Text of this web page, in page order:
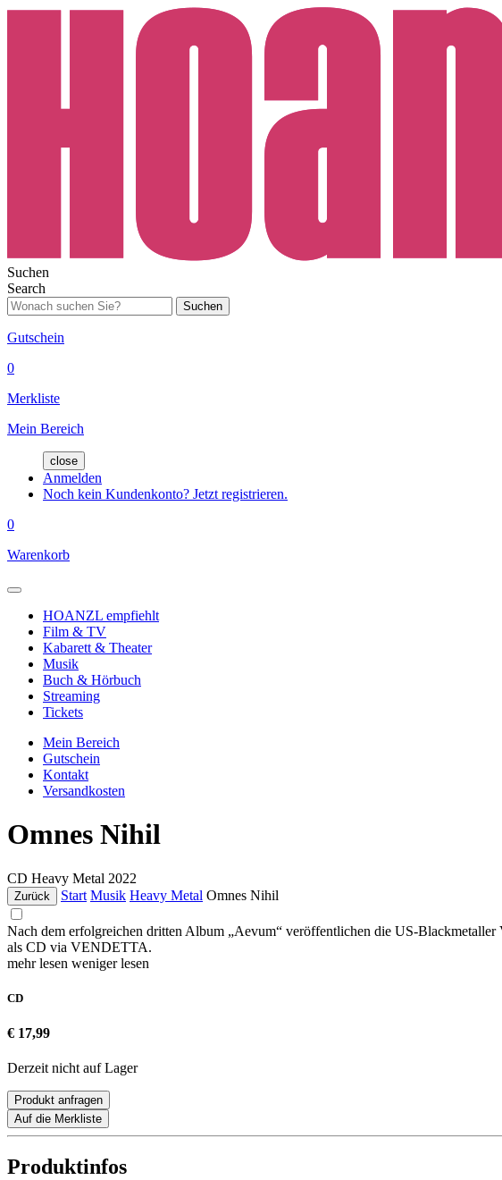
Suchen
Search
Suchen
Gutschein
0
Merkliste
Mein Bereich
close
Anmelden
Noch kein Kundenkonto? Jetzt registrieren.
0
Warenkorb
HOANZL empfiehlt
Film & TV
Kabarett & Theater
Musik
Buch & Hörbuch
Streaming
Tickets
Mein Bereich
Gutschein
Kontakt
Versandkosten
Omnes Nihil
CD Heavy Metal 2022
Zurück Start Musik Heavy Metal Omnes Nihil
Nach dem erfolgreichen dritten Album „Aevum“ veröffentlichen die US-
als CD via VENDETTA.
mehr lesen weniger lesen
CD
€ 17,99
Derzeit nicht auf Lager
Produkt anfragen
Auf die Merkliste
Produktinfos